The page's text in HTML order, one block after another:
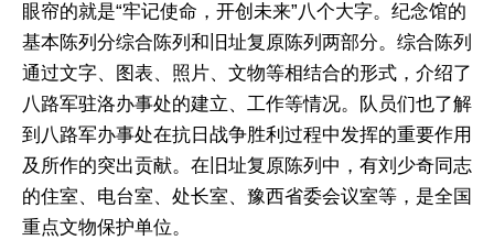
眼帘的就是“牢记使命，开创未来”八个大字。纪念馆的
基本陈列分综合陈列和旧址复原陈列两部分。综合陈列
通过文字、图表、照片、文物等相结合的形式，介绍了
八路军驻洛办事处的建立、工作等情况。队员们也了解
到八路军办事处在抗日战争胜利过程中发挥的重要作用
及所作的突出贡献。在旧址复原陈列中，有刘少奇同志
的住室、电台室、处长室、豫西省委会议室等，是全国
重点文物保护单位。